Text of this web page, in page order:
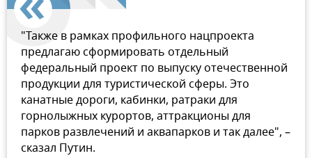
"Также в рамках профильного нацпроекта
предлагаю сформировать отдельный
федеральный проект по выпуску отечественной
продукции для туристической сферы. Это
канатные дороги, кабинки, ратраки для
горнолыжных курортов, аттракционы для
парков развлечений и аквапарков и так далее", –
сказал Путин.